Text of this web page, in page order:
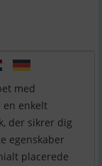
med
en enkelt
der sikrer dig
egenskaber
placerede